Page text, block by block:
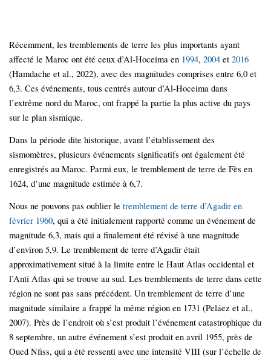
Récemment, les tremblements de terre les plus importants ayant
affecté le Maroc ont été ceux d’Al-Hoceima en 1994, 2004 et 2016
(Hamdache et al., 2022), avec des magnitudes comprises entre 6,0 et
6,3. Ces événements, tous centrés autour d’Al-Hoceima dans
l’extrême nord du Maroc, ont frappé la partie la plus active du pays
sur le plan sismique.
Dans la période dite historique, avant l’établissement des
sismomètres, plusieurs événements significatifs ont également été
enregistrés au Maroc. Parmi eux, le tremblement de terre de Fès en
1624, d’une magnitude estimée à 6,7.
Nous ne pouvons pas oublier le tremblement de terre d’Agadir en
février 1960, qui a été initialement rapporté comme un événement de
magnitude 6,3, mais qui a finalement été révisé à une magnitude
d’environ 5,9. Le tremblement de terre d’Agadir était
approximativement situé à la limite entre le Haut Atlas occidental et
l’Anti Atlas qui se trouve au sud. Les tremblements de terre dans cette
région ne sont pas sans précédent. Un tremblement de terre d’une
magnitude similaire a frappé la même région en 1731 (Peláez et al.,
2007). Près de l’endroit où s’est produit l’événement catastrophique du
8 septembre, un autre événement s’est produit en avril 1955, près de
Oued Nfiss, qui a été ressenti avec une intensité VIII (sur l’échelle de